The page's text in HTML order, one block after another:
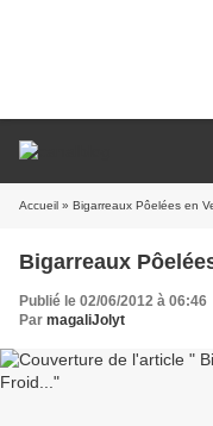
Accueil » Bigarreaux Pôelées en
Bigarreaux
Publié le 02/06/2012 à 06:46
Par magaliJolyt